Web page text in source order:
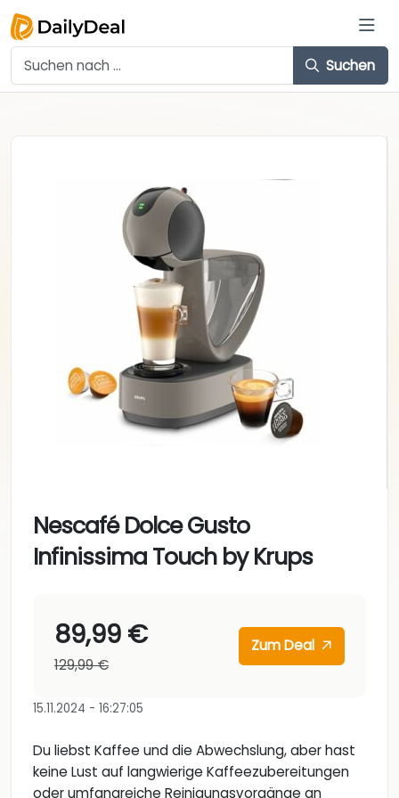
Suchen
Nescafé Dolce Gusto
Infinissima Touch by Krups
89,99 €
129,99 €
Zum Deal
15.11.2024 - 16:27:05
Du liebst Kaffee und die Abwechslung, aber hast
keine Lust auf langwierige Kaffeezubereitungen
oder umfangreiche Reinigungsvorgänge an